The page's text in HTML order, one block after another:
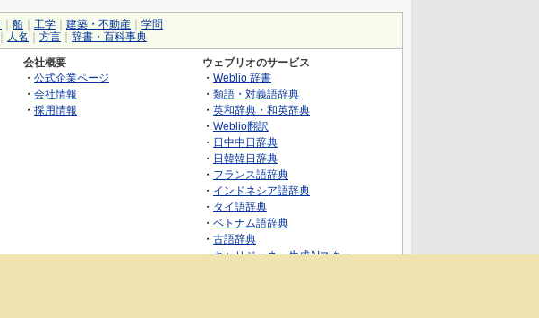
船 工学 建築・不動産
学問
人名 方言 辞書・百科事典
会社概要
・ 公式企業ページ
・ 会社情報
・ 採用情報
ウェブリオのサービス
・ Weblio 辞書
・ 類語・対義語辞典
・ 英和辞典・和英辞典
・ Weblio翻訳
・ 日中中日辞典
・ 日韓韓日辞典
・ フランス語辞典
・ インドネシア語辞典
・ タイ語辞典
・ ベトナム語辞典
・ 古語辞典
・キャリジェネ～生成AIスクー